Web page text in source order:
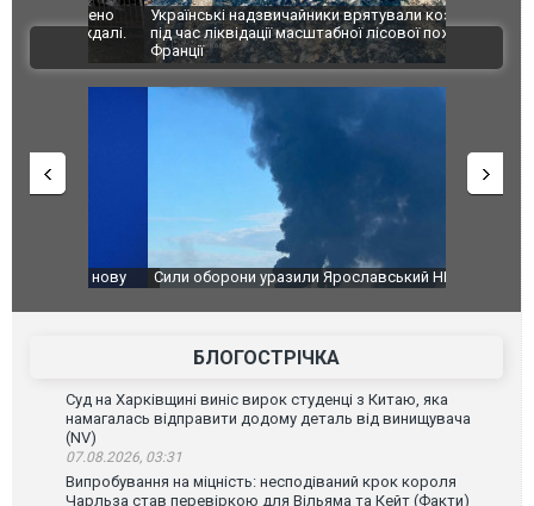
Українські надзвичайники врятували козуленя
під час ліквідації масштабної лісової пожежі у
СБУ за
Болгарії
ВІДЕО
Сили оборони уразили Ярославський НПЗ:
атаку. ВІДЕО
Неймар
БЛОГОСТРІЧКА
Суд на Харківщині виніс вирок студенці з Китаю, яка
намагалась відправити додому деталь від винищувача
(NV)
07.08.2026, 03:31
Випробування на міцність: несподіваний крок короля
Чарльза став перевіркою для Вільяма та Кейт (Факти)